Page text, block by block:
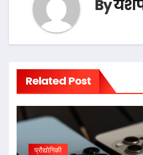
By
Related Post
प्रौद्योगिकी